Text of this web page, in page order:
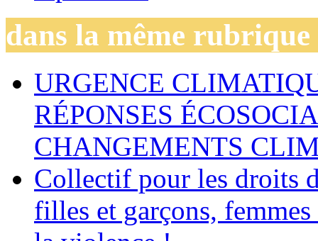
dans la même rubrique
URGENCE
RÉPONSES
CHANGEMENTS
Collectif pour les droits
filles et garçons,